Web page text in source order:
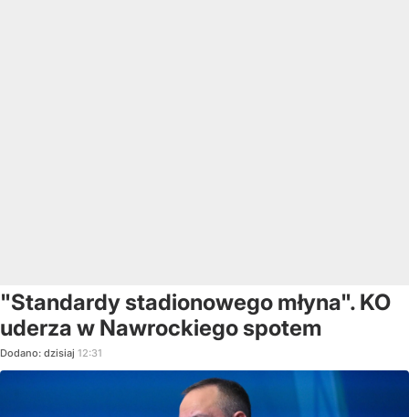
"Standardy stadionowego młyna". KO
uderza w Nawrockiego spotem
Dodano: dzisiaj 12:31